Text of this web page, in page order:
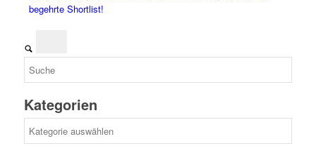
begehrte Shortlist!
Kategorien